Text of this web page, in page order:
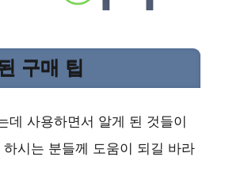
구매 팁
데 사용하면서 알게 된 것들이
시는 분들께 도움이 되길 바라